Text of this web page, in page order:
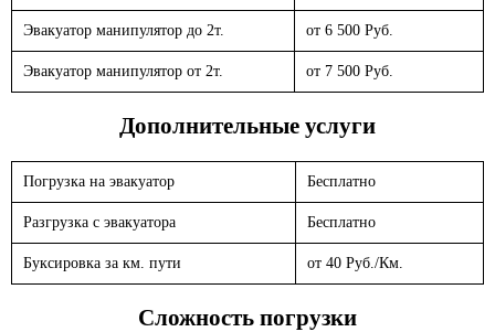
Эвакуатор манипулятор до 2т. от 6 500 Руб.
Эвакуатор манипулятор от 2т. от 7 500 Руб.
Дополнительные услуги
Погрузка на эвакуатор Бесплатно
Разгрузка с эвакуатора Бесплатно
Буксировка за км. пути от 40 Руб./Км.
Сложность погрузки